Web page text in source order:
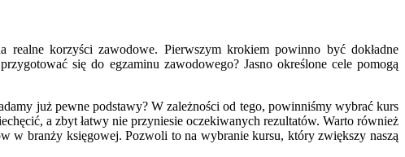
korzyści zawodowe. Pierwszym krokiem powinno być dokładne
się do egzaminu zawodowego? Jasno określone cele pomogą
już pewne podstawy? W zależności od tego, powinniśmy wybrać kurs
a zbyt łatwy nie przyniesie oczekiwanych rezultatów. Warto również
w branży księgowej. Pozwoli to na wybranie kursu, który zwiększy naszą